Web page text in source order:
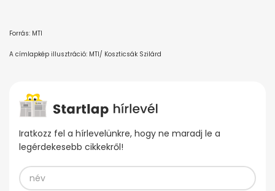
Forrás: MTI
A címlapkép illusztráció: MTI/ Koszticsák Szilárd
Iratkozz fel a hírlevelünkre, hogy ne maradj le a
legérdekesebb cikkekről!